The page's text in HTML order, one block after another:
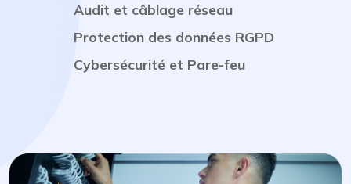
Audit et câblage réseau
Protection des données RGPD
Cybersécurité et Pare-feu